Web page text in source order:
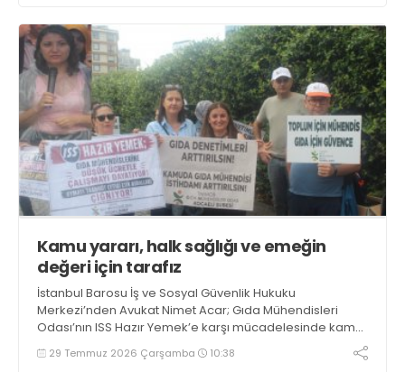
Kamu yararı, halk sağlığı ve emeğin
değeri için tarafız
İstanbul Barosu İş ve Sosyal Güvenlik Hukuku
Merkezi’nden Avukat Nimet Acar; Gıda Mühendisleri
Odası’nın ISS Hazır Yemek’e karşı mücadelesinde kamu
yararı, halk sağlığı ve emeğin değeri için taraf ve
dayanışma içinde olacaklarını söyledi
29 Temmuz 2026 Çarşamba 10:38